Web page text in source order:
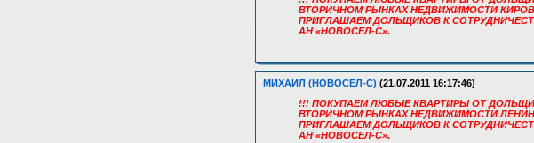
ВТОРИЧНОМ РЫНКАХ НЕДВИЖИМОСТИ
ПРИГЛАШАЕМ ДОЛЬЩИКОВ К
АН «НОВОСЕЛ-С».
МИХАИЛ (НОВОСЕЛ-С) (21.07.2011 16:17:46)
!!! ПОКУПАЕМ ЛЮБЫЕ КВАРТИРЫ ОТ
ВТОРИЧНОМ РЫНКАХ НЕДВИЖИМОСТИ
ПРИГЛАШАЕМ ДОЛЬЩИКОВ К
АН «НОВОСЕЛ-С».